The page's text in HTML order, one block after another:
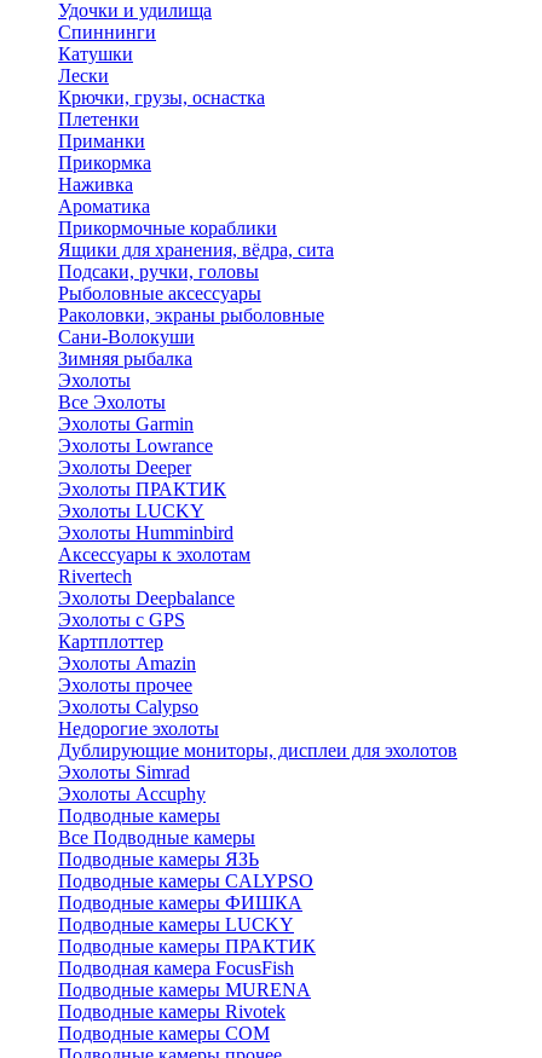
Удочки и удилища
Спиннинги
Катушки
Лески
Крючки, грузы, оснастка
Плетенки
Приманки
Прикормка
Наживка
Ароматика
Прикормочные кораблики
Ящики для хранения, вёдра, сита
Подсаки, ручки, головы
Рыболовные аксессуары
Раколовки, экраны рыболовные
Сани-Волокуши
Зимняя рыбалка
Эхолоты
Все Эхолоты
Эхолоты Garmin
Эхолоты Lowrance
Эхолоты Deeper
Эхолоты ПРАКТИК
Эхолоты LUCKY
Эхолоты Humminbird
Аксессуары к эхолотам
Rivertech
Эхолоты Deepbalance
Эхолоты с GPS
Картплоттер
Эхолоты Amazin
Эхолоты прочее
Эхолоты Calypso
Недорогие эхолоты
Дублирующие мониторы, дисплеи для эхолотов
Эхолоты Simrad
Эхолоты Accuphy
Подводные камеры
Все Подводные камеры
Подводные камеры ЯЗЬ
Подводные камеры CALYPSO
Подводные камеры ФИШКА
Подводные камеры LUCKY
Подводные камеры ПРАКТИК
Подводная камера FocusFish
Подводные камеры MURENA
Подводные камеры Rivotek
Подводные камеры СОМ